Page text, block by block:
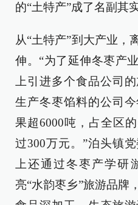
的“土特产”成了名副其
从“土特产”到大产业，
伸。“为了延伸冬枣产
上引进多个食品公司
生产冬枣馅料的公司
果超6000吨，占全区
过300万元。”泊头镇
上还通过冬枣产学研
亮“水韵枣乡”旅游品牌